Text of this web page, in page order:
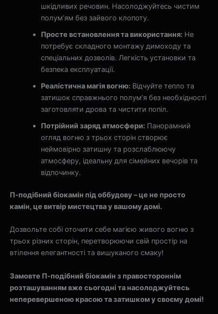
шкідливих речовин. Насолоджуйтесь чистим
полум’ям без зайвого клопоту.
Просте встановлення та використання:Не
потребує складного монтажу димоходу та
спеціальних дозволів. Легкість установки та
безпека експлуатації.
Реалістична магія вогню:Відчуйте тепло та
затишок справжнього полум’я без необхідності
заготовляти дрова та чистити попіл.
Потрійний заряд атмосфери:Панорамний
огляд вогню з трьох сторін створює
неймовірно затишну та розслаблюючу
атмосферу, ідеальну для сімейних вечорів та
відпочинку.
П-подібний біокамін під оббудову – це не просто
камін, це витвір мистецтва у вашому домі.
Дозвольте собі оточити себе магією живого вогню з
трьох різних сторін, перетворюючи свій простір на
втілення елегантності та вишуканого смаку!
Замовте П-подібний біокамін з правостороннім
розташуванням вже сьогодні та насолоджуйтесь
неперевершеною красою та затишком у своєму домі!